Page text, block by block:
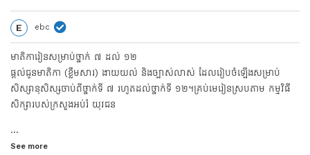
E ebc
មាតិការៀនសម្រាប់ថ្នាក់ ៧ ដល់ ១២
ផ្ដល់ជូនមាតិកា (ខ្លឹមសារ) ងាយយល់ និងច្បាស់លាស់ ដែលរៀបចំឡើងសម្រាប់
សិស្សានុសិស្សចាប់ពីថ្នាក់ទី ៧ រហូតដល់ថ្នាក់ទី ១២។គ្រប់មេរៀនស្របតាម កម្មវិធី
សិក្សារបស់ក្រសួងអប់រំ យុវជន
...
See more